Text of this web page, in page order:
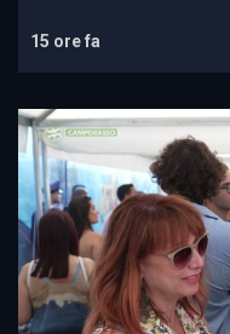
15 ore fa